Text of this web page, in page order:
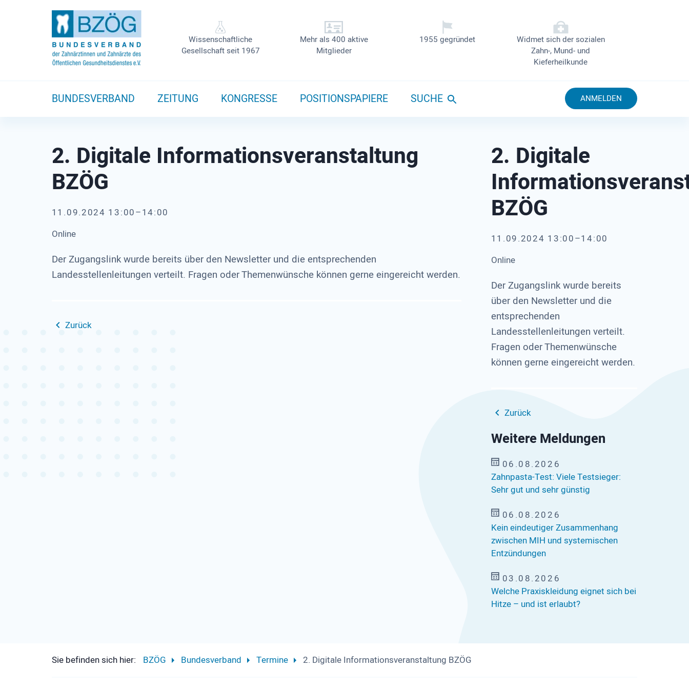
Wissenschaftliche
Gesellschaft seit 1967
Mehr als 400 aktive
Mitglieder
1955 gegründet
Widmet sich der sozialen
Zahn-, Mund- und
Kieferheilkunde
BUNDESVERBAND ZEITUNG KONGRESSE POSITIONSPAPIERE SUCHE ANMELDEN
2. Digitale Informationsveranstaltung
BZÖG
11.09.2024 13:00–14:00
Online
Der Zugangslink wurde bereits über den Newsletter und die entsprechenden
Landesstellenleitungen verteilt. Fragen oder Themenwünsche können gerne eingereicht werden.
Zurück
2. Digitale
BZÖG
11.09.2024 13:00–14:00
Online
Der Zugangslink wurde bereits
über den Newsletter und die
entsprechenden
Landesstellenleitungen verteilt.
Fragen oder Themenwünsche
können gerne eingereicht werden.
Zurück
Weitere Meldungen
06.08.2026
Zahnpasta-Test: Viele Testsieger:
Sehr gut und sehr günstig
06.08.2026
Kein eindeutiger Zusammenhang
zwischen MIH und systemischen
Entzündungen
03.08.2026
Welche Praxiskleidung eignet sich bei
Hitze – und ist erlaubt?
Sie befinden sich hier: BZÖG Bundesverband Termine 2. Digitale Informationsveranstaltung BZÖG